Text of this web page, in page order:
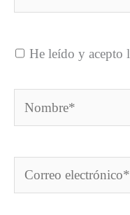
He leído y acepto
Nombre*
Correo
electrónico*